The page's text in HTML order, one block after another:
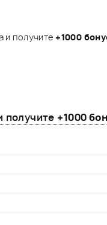
и получите+1000
получите +1000